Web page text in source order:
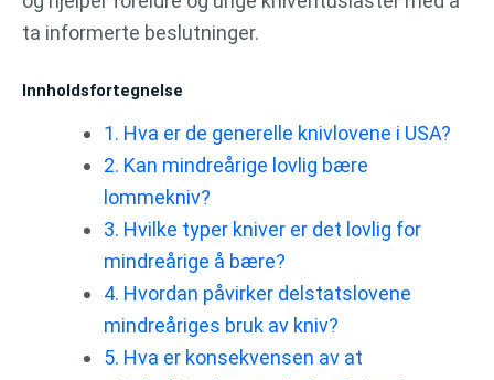
ta informerte beslutninger.
Innholdsfortegnelse
1. Hva er de generelle knivlovene i USA?
2. Kan mindreårige lovlig bære
lommekniv?
3. Hvilke typer kniver er det lovlig for
mindreårige å bære?
4. Hvordan påvirker delstatslovene
mindreåriges bruk av kniv?
5. Hva er konsekvensen av at